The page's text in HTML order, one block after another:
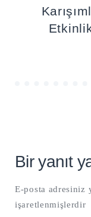
Bir yanıt
E-posta adresiniz
işaretlenmişlerdir